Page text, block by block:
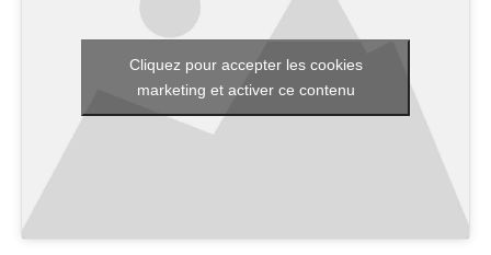
Cliquez pour accepter les cookies
marketing et activer ce contenu